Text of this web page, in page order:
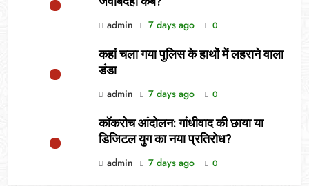
admin
7 days ago 0
कहां चला गया पुलिस के हाथों में लहराने वाला
डंडा
admin
7 days ago 0
कॉकरोच आंदोलन: गांधीवाद की छाया या
डिजिटल युग का नया प्रतिरोध?
admin
7 days ago 0